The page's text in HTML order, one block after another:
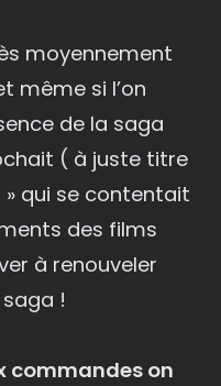
moyennement
même si l’on
de la saga
( à juste titre
» qui se contentait
des films
à renouveler
!
commandes on